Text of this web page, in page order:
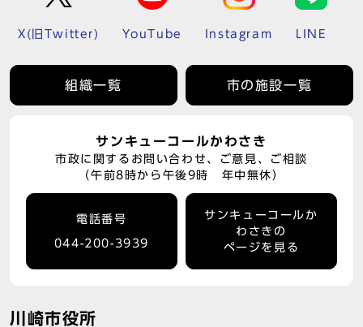
X(旧Twitter) YouTube Instagram LINE
組織一覧 市の施設一覧
サンキューコールかわさき
市政に関するお問い合わせ、ご意見、ご相談
（午前8時から午後9時 年中無休）
電話番号
044-200-3939
サンキューコールか
わさきの
ページを見る
川崎市役所